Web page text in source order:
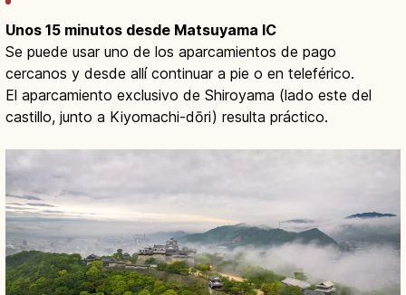
Unos 15 minutos desde Matsuyama IC
Se puede usar uno de los aparcamientos de pago
cercanos y desde allí continuar a pie o en teleférico.
El aparcamiento exclusivo de Shiroyama (lado este del
castillo, junto a Kiyomachi-dōri) resulta práctico.